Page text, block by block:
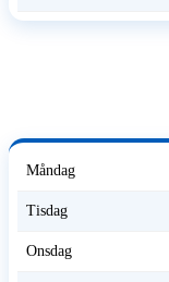
Måndag
Tisdag
Onsdag